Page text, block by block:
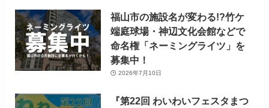
福山市の施設名が変わる!?竹ケ
端庭球場・神辺文化会館などで
命名権「ネーミングライツ」を
募集中！
2026年7月10日
『第22回 わいわいフェスタまつ